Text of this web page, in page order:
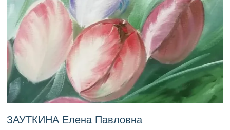
ЗАУТКИНА Елена Павловна